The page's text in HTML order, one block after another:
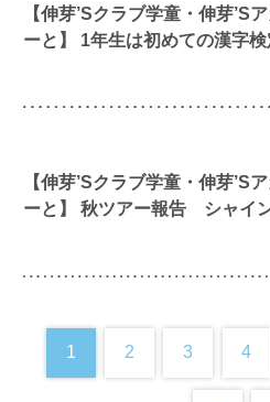
【伸芽’Sクラブ学童・伸芽’S
ーと】 1年生は初めての漢字検
【伸芽’Sクラブ学童・伸芽’S
ーと】 秋ツアー報告 シャイ
1 2 3 4